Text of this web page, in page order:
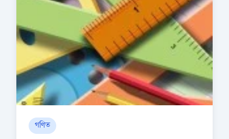
গণিত